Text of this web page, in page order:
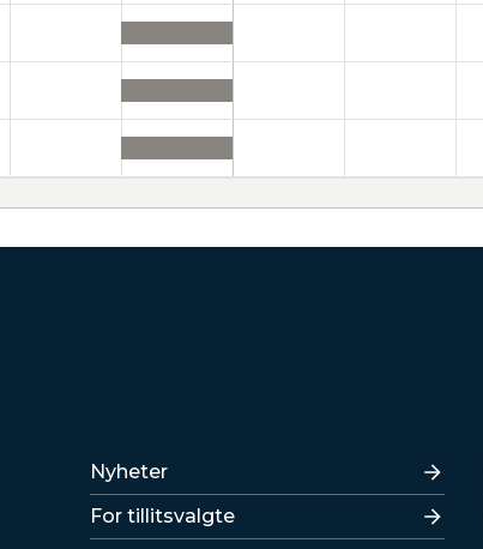
Lenker
Nyheter
For tillitsvalgte